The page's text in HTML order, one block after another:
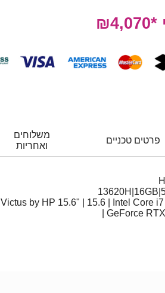
פרטים טכניים
משלוחים
ואחריות
Victus by HP 15.6" | 15.6 | Intel Core
GeForce